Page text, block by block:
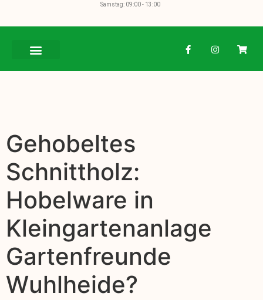
Samstag: 09:00 - 13:00
Gehobeltes
Schnittholz:
Hobelware in
Kleingartenanlage
Gartenfreunde
Wuhlheide?